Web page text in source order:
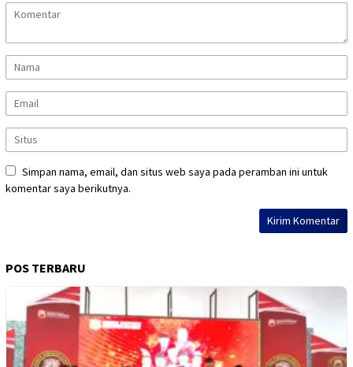
Simpan nama, email, dan situs web saya pada peramban ini untuk
komentar saya berikutnya.
POS TERBARU